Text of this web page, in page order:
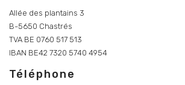
Allée des plantains 3
B-5650 Chastrés
TVA BE 0760 517 513
IBAN BE42 7320 5740 4954
Téléphone